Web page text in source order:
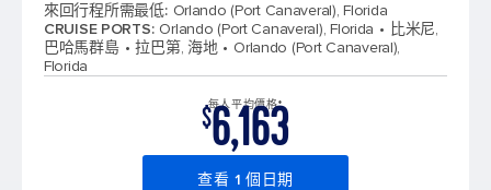
來回行程所需最低: Orlando (Port Canaveral), Florida
CRUISE PORTS: Orlando (Port Canaveral), Florida
比米尼,
巴哈馬群島
拉巴第, 海地
Orlando (Port Canaveral),
Florida
每人平均價格*
$6,163
查看 1 個日期